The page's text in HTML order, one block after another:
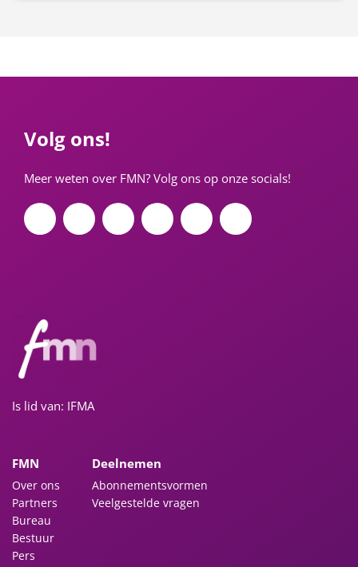
Is lid van: IFMA
FMN
Over ons
Partners
Bureau
Bestuur
Pers
Deelnemen
Abonnementsvormen
Veelgestelde vragen
Volg ons!
Meer weten over FMN? Volg ons op onze socials!